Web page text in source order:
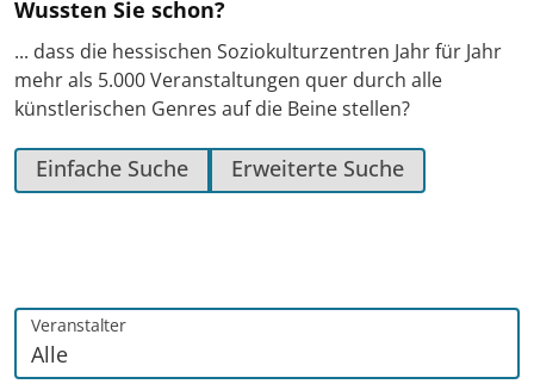
Wussten Sie schon?
... dass die hessischen Soziokulturzentren Jahr für Jahr
mehr als 5.000 Veranstaltungen quer durch alle
künstlerischen Genres auf die Beine stellen?
Einfache Suche Erweiterte Suche
Veranstalter